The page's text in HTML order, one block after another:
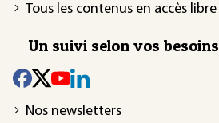
Tous les contenus en accès libre
Un suivi selon vos besoins
Nos newsletters